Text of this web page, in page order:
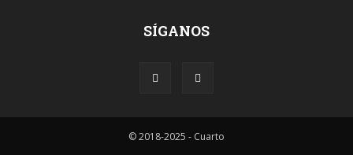
SÍGANOS
© 2018-2025 - Cuarto